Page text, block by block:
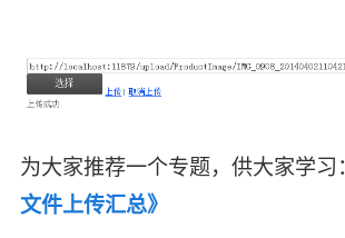
为大家推荐一个专题，供大家学习：
文件上传汇总》